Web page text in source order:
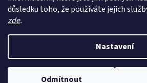
důsledku toho, že používáte jejich
zde.
Nastavení
Odmítnout
Sledovat na Instagramu
Copyright 2026BELLFOR-KRMIVO.
Upravit nastavení